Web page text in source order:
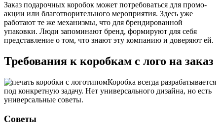
Заказ подарочных коробок может потребоваться для промо-
акции или благотворительного мероприятия. Здесь уже
работают те же механизмы, что для брендированной
упаковки. Люди запоминают бренд, формируют для себя
представление о том, что знают эту компанию и доверяют ей.
Требования к коробкам с лого на заказ
Коробка всегда разрабатывается
под конкретную задачу. Нет универсального дизайна, но есть
универсальные советы.
Советы